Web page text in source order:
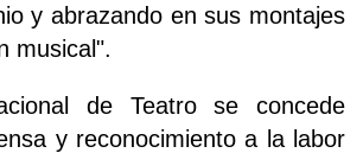
y abrazando en sus montajes
musical".
de Teatro se concede
y reconocimiento a la labor